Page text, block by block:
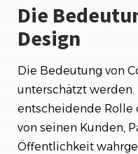
Die
Design
Die Bedeutung von
unterschätzt werden.
entscheidende Rolle
von seinen Kunden,
Öffentlichkeit